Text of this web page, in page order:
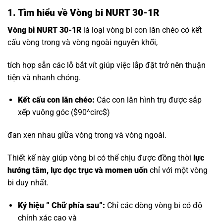
1. Tìm hiểu về Vòng bi NURT 30-1R
Vòng bi NURT 30-1R là loại vòng bi con lăn chéo có kết
cấu vòng trong và vòng ngoài nguyên khối,
tích hợp sẵn các lỗ bắt vít giúp việc lắp đặt trở nên thuận
tiện và nhanh chóng.
Kết cấu con lăn chéo: Các con lăn hình trụ được sắp
xếp vuông góc ($90^circ$)
đan xen nhau giữa vòng trong và vòng ngoài.
Thiết kế này giúp vòng bi có thể chịu được đồng thời lực
hướng tâm, lực dọc trục và momen uốn chỉ với một vòng
bi duy nhất.
Ký hiệu ” Chữ phía sau”: Chỉ các dòng vòng bi có độ
chính xác cao và